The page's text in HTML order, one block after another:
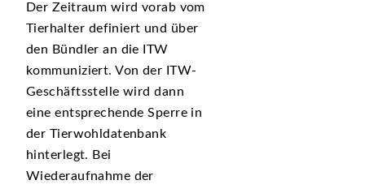
Der Zeitraum wird vorab vom
Tierhalter definiert und über
den Bündler an die ITW
kommuniziert. Von der ITW-
Geschäftsstelle wird dann
eine entsprechende Sperre in
der Tierwohldatenbank
hinterlegt. Bei
Wiederaufnahme der